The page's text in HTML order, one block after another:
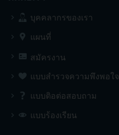
บุคคลากรของเรา
แผนที่
สมัครงาน
แบบสำรวจความพึงพอใจ
แบบติอต่อสอบถาม
แบบร้องเรียน